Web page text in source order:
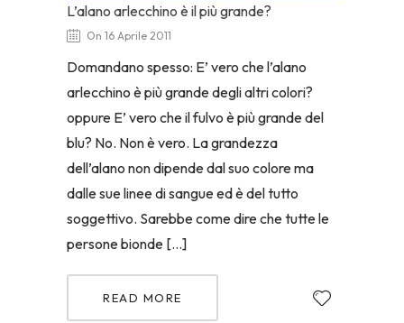
L’alano arlecchino è il più grande?
On 16 Aprile 2011
Domandano spesso: E’ vero che l’alano
arlecchino è più grande degli altri colori?
oppure E’ vero che il fulvo è più grande del
blu? No. Non è vero. La grandezza
dell’alano non dipende dal suo colore ma
dalle sue linee di sangue ed è del tutto
soggettivo. Sarebbe come dire che tutte le
persone bionde […]
READ MORE